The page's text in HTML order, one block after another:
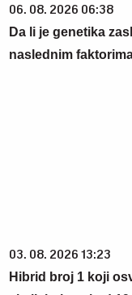
06. 08. 2026 06:38
Da li je genetika
naslednim
03. 08. 2026 13:23
Hibrid broj 1 koji